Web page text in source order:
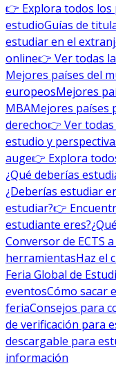
👉 Explora todos los
estudioGuías de
estudiar en el
online👉 Ver todas
Mejores países del
europeosMejores
MBAMejores países
derecho👉 Ver
estudio y
auge👉 Explora
¿Qué deberías
¿Deberías estudiar
estudiar?👉
estudiante eres?
Conversor de ECTS
herramientasHaz el
Feria Global de
eventosCómo sacar
feriaConsejos para
de verificación para
descargable para
información